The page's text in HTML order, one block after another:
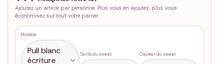
Ajoutez un article par personne. Plus vous en ajoutez, plus vous
économisez sur tout votre panier.
Modèle
Taille du sweat Couleur du sweat